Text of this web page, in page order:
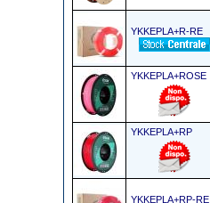
YKKEPLA+R-RE
YKKEPLA+ROSE
YKKEPLA+RP
YKKEPLA+RP-RE